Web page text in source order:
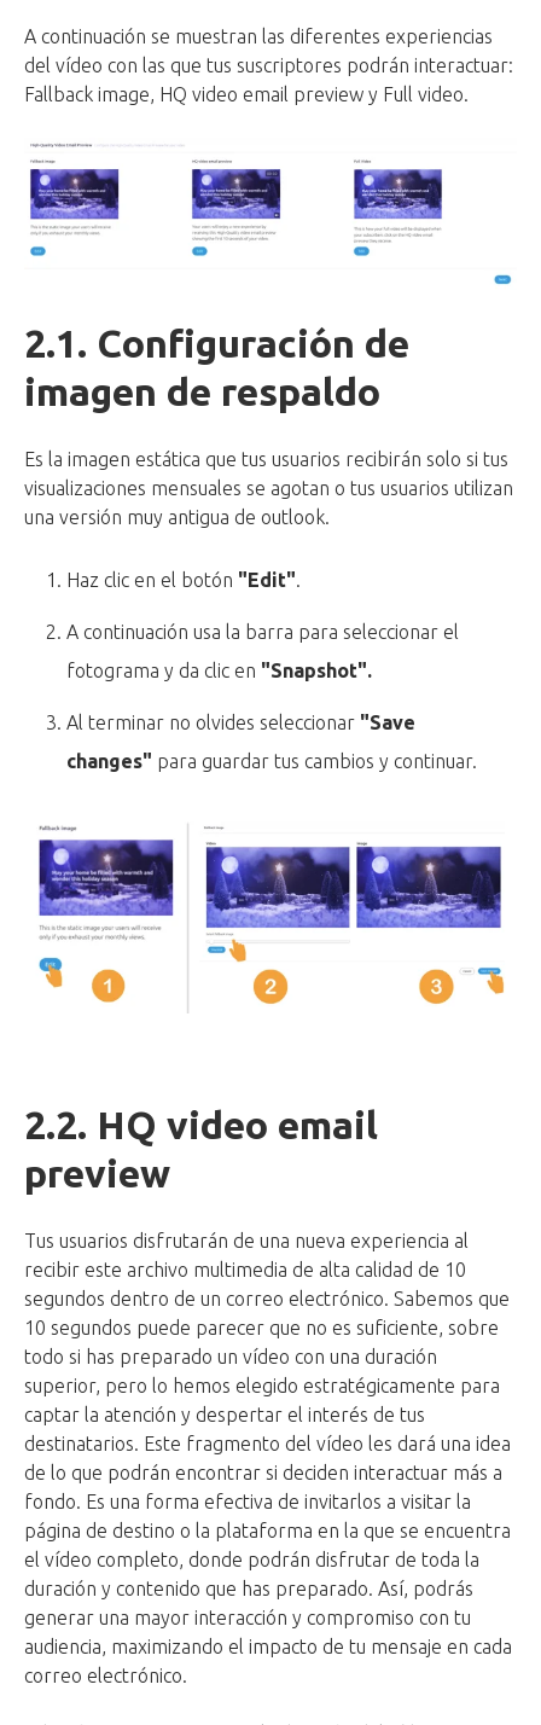
A continuación se muestran las diferentes experiencias
del vídeo con las que tus suscriptores podrán interactuar:
Fallback image, HQ video email preview y Full video.
2.1. Configuración de
imagen de respaldo
Es la imagen estática que tus usuarios recibirán solo si tus
visualizaciones mensuales se agotan o tus usuarios utilizan
una versión muy antigua de outlook.
Haz clic en el botón "Edit".
A continuación usa la barra para seleccionar el
fotograma y da clic en "Snapshot".
Al terminar no olvides seleccionar "Save
changes" para guardar tus cambios y continuar.
2.2. HQ video email
preview
Tus usuarios disfrutarán de una nueva experiencia al
recibir este archivo multimedia de alta calidad de 10
segundos dentro de un correo electrónico. Sabemos que
10 segundos puede parecer que no es suficiente, sobre
todo si has preparado un vídeo con una duración
superior, pero lo hemos elegido estratégicamente para
captar la atención y despertar el interés de tus
destinatarios. Este fragmento del vídeo les dará una idea
de lo que podrán encontrar si deciden interactuar más a
fondo. Es una forma efectiva de invitarlos a visitar la
página de destino o la plataforma en la que se encuentra
el vídeo completo, donde podrán disfrutar de toda la
duración y contenido que has preparado. Así, podrás
generar una mayor interacción y compromiso con tu
audiencia, maximizando el impacto de tu mensaje en cada
correo electrónico.